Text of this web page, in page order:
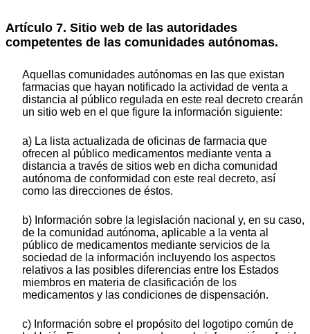
Artículo 7. Sitio web de las autoridades
competentes de las comunidades autónomas.
Aquellas comunidades autónomas en las que existan
farmacias que hayan notificado la actividad de venta a
distancia al público regulada en este real decreto crearán
un sitio web en el que figure la información siguiente:
a) La lista actualizada de oficinas de farmacia que
ofrecen al público medicamentos mediante venta a
distancia a través de sitios web en dicha comunidad
autónoma de conformidad con este real decreto, así
como las direcciones de éstos.
b) Información sobre la legislación nacional y, en su caso,
de la comunidad autónoma, aplicable a la venta al
público de medicamentos mediante servicios de la
sociedad de la información incluyendo los aspectos
relativos a las posibles diferencias entre los Estados
miembros en materia de clasificación de los
medicamentos y las condiciones de dispensación.
c) Información sobre el propósito del logotipo común de